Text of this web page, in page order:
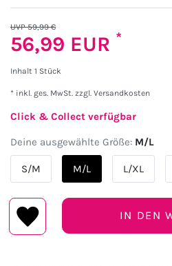
UVP 59,99 €
56,99 EUR *
Inhalt 1 Stück
* inkl. ges. MwSt. zzgl. Versandkosten
Click & Collect verfügbar
Deine ausgewählte Größe: M/L
S/M M/L L/XL
IN DEN